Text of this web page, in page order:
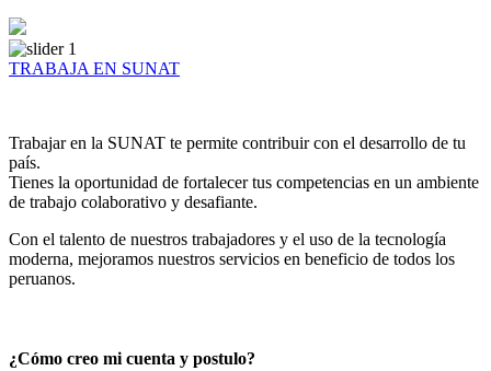
TRABAJA EN SUNAT
Trabajar en la SUNAT te permite contribuir con el desarrollo de tu
país.
Tienes la oportunidad de fortalecer tus competencias en un ambiente
de trabajo colaborativo y desafiante.
Con el talento de nuestros trabajadores y el uso de la tecnología
moderna, mejoramos nuestros servicios en beneficio de todos los
peruanos.
¿Cómo creo mi cuenta y postulo?